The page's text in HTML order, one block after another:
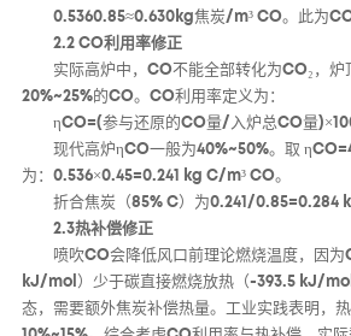
0.5360.85≈0.630kg焦炭/m³ CO。此为
2.2 CO利用率修正
实际高炉中，CO不能全部转化为CO₂，炉
20%~25%的CO。CO利用率定义为：
ηCO=(参与还原的CO量/入炉总CO量
现代高炉ηCO一般为40%~50%。取
为：0.536×0.45=0.241 kg C/m³ CO。
折合焦炭（85% C）为0.241/0.85=0.284
2.3热补偿修正
喷吹CO会降低风口前理论燃烧温度，因
kJ/mol）少于碳直接燃烧放热（-393.5 kJ/
态，需要额外焦炭补偿热量。工业实践表明，